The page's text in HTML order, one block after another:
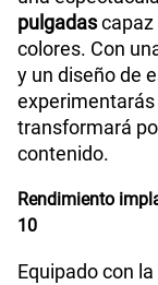
pulgadascapaz
colores. Con
y un diseño de
transformará
contenido.
Rendimiento
10
Equipado con